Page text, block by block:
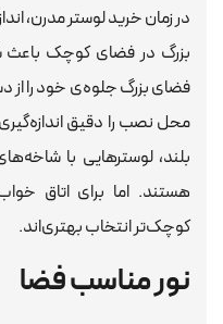
در زمان خرید لوستر مدرن،
بزرگ در فضای کوچک
فضای بزرگ جلوه‌ی خود را
محل نصب را دقیق
بلند، لوسترهایی با
هستند. اما برای اتاق
کوچک‌تر انتخاب بهتری‌اند.
نور مناسب فضا